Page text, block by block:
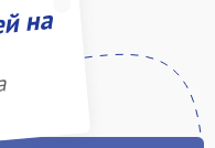
на